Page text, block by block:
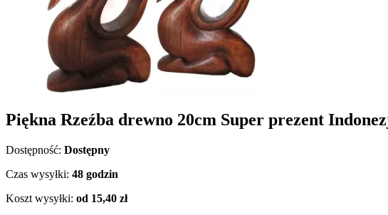
Piękna Rzeźba drewno 20cm Super prezent
Dostępność: Dostępny
Czas wysyłki: 48 godzin
Koszt wysyłki: od 15,40 zł